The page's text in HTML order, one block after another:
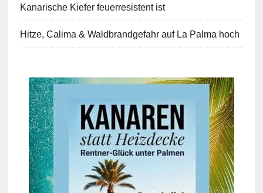
Kanarische Kiefer feuerresistent ist
Hitze, Calima & Waldbrandgefahr auf La Palma hoch